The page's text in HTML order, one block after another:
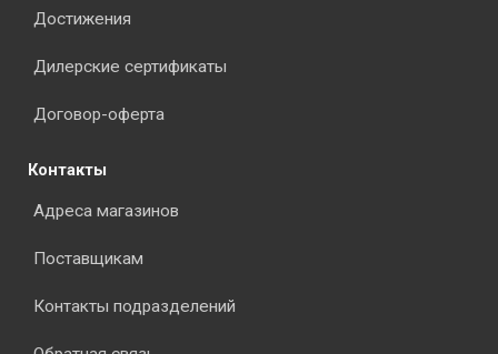
Достижения
Дилерские сертификаты
Договор-оферта
Контакты
Адреса магазинов
Поставщикам
Контакты подразделений